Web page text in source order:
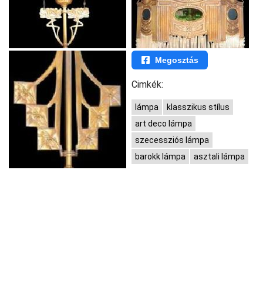
Megosztás
Cimkék:
lámpa
klasszikus stílus
art deco lámpa
szecessziós lámpa
barokk lámpa
asztali lámpa